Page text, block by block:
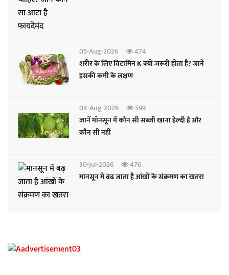
05-Aug-2026
474
शरीर के लिए विटामिन K क्यों जरूरी होता है? जानें
इसकी कमी के लक्षण
04-Aug-2026
599
जानें मॉनसून में कौन सी सब्जी खाना हेल्दी है और
कौन सी नहीं
30-Jul-2026
476
मानसून में बढ़ जाता है आंखों के संक्रमण का खतरा